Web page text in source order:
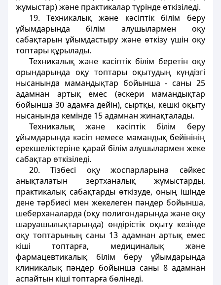
жұмыстар) және практикалар түрінде өткізіледі.
19. Техникалық және кәсіптік білім беру
ұйымдарында білім алушылармен оқу
сабақтарын ұйымдастыру және өткізу үшін оқу
топтары құрылады.
Техникалық және кәсіптік білім беретін оқу
орындарында оқу топтары оқытудың күндізгі
нысанында мамандықтар бойынша - саны 25
адамнан артық емес (әскери мамандықтар
бойынша 30 адамға дейін), сыртқы, кешкі оқыту
нысанында кемінде 15 адамнан жинақталады.
Техникалық және кәсіптік білім беру
ұйымдарында кәсіп немесе мамандық бейінінің
ерекшеліктеріне қарай білім алушылармен жеке
сабақтар өткізіледі.
20. Тізбесі оқу жоспарларына сәйкес
анықталатын зертханалық жұмыстарды,
практикалық сабақтарды өткізуде, оның ішінде
дене тәрбиесі мен жекелеген пәндер бойынша,
шеберханаларда (оқу полигондарында және оқу
шаруашылықтарында) өндірістік оқыту кезінде
оқу топтарының саны 13 адамнан артық емес
кіші топтарға, медициналық және
фармацевтикалық білім беру ұйымдарында
клиникалық пәндер бойынша саны 8 адамнан
аспайтын кіші топтарға бөлінеді.